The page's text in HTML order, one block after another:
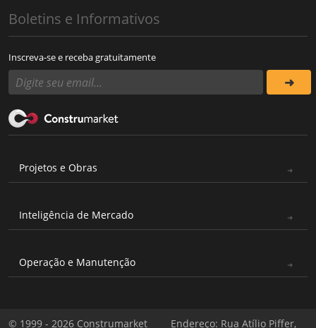
Boletins e Informativos
Inscreva-se e receba gratuitamente
Projetos e Obras
Inteligência de Mercado
Operação e Manutenção
© 1999 - 2026 Construmarket Endereço: Rua Atílio Piffer,